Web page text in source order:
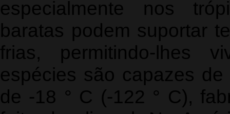
especialmente nos
baratas podem suportar
frias, permitindo-lhes
espécies são capazes
de -18 ° C (-122 ° C),